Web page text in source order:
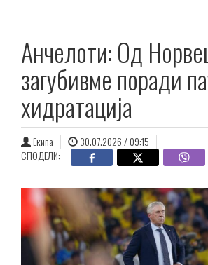
Анчелоти: Од
загубивме поради
хидратација
Екипа
30.07.2026 / 09:15
СПОДЕЛИ: